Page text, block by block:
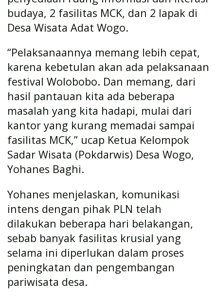
budaya, 2 fasilitas MCK, dan 2 lapak di
Desa Wisata Adat Wogo.
“Pelaksanaannya memang lebih cepat,
karena kebetulan akan ada pelaksanaan
festival Wolobobo. Dan memang, dari
hasil pantauan kita ada beberapa
masalah yang kita hadapi, mulai dari
kantor yang kurang memadai sampai
fasilitas MCK,” ucap Ketua Kelompok
Sadar Wisata (Pokdarwis) Desa Wogo,
Yohanes Baghi.
Yohanes menjelaskan, komunikasi
intens dengan pihak PLN telah
dilakukan beberapa hari belakangan,
sebab banyak fasilitas krusial yang
selama ini diperlukan dalam proses
peningkatan dan pengembangan
pariwisata desa.